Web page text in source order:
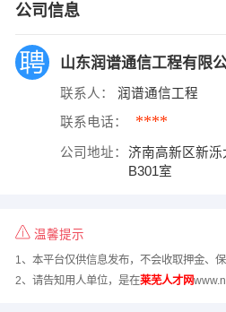
公司信息
山东润谱通信工程有限
联系人： 润谱通信工程
联系电话： ****
公司地址：
济南高新区新
B301室
温馨提示
1、本平台仅供信息发布，不会收取押金、保
2、请告知用人单位，是在莱芜人才网